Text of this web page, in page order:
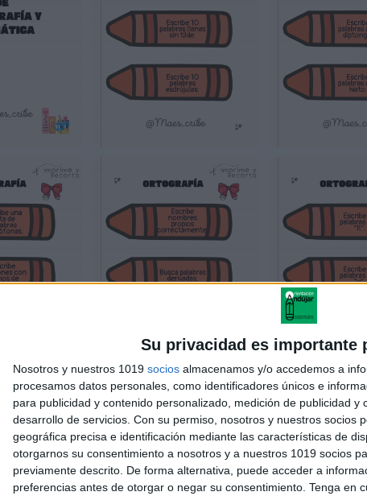
Su privacidad es importante
Nosotros y nuestros 1019 socios almacenamos y/o accedemos a
procesamos datos personales, como identificadores únicos e
para publicidad y contenido personalizado, medición de publicidad y
desarrollo de servicios. Con su permiso, nosotros y nuestros socios
geográfica precisa e identificación mediante las características de
otorgarnos su consentimiento a nosotros y a nuestros 1019 socios
previamente descrito. De forma alternativa, puede acceder a
preferencias antes de otorgar o negar su consentimiento. Tenga en